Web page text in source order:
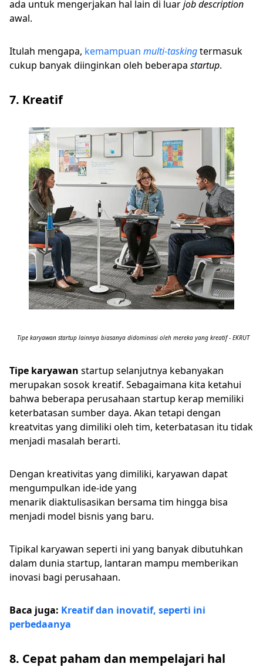
ada untuk mengerjakan hal lain di luarjob description
awal.
Itulah mengapa, kemampuan multi-taskingtermasuk
cukup banyak diinginkan oleh beberapa startup.
7. Kreatif
Tipe karyawan startup lainnya biasanya didominasi oleh mereka yang kreatif - EKRUT
Tipe karyawan startup selanjutnya kebanyakan
merupakan sosok kreatif. Sebagaimana kita ketahui
bahwa beberapa perusahaan startup kerap memiliki
keterbatasan sumber daya. Akan tetapi dengan
kreatvitas yang dimiliki oleh tim, keterbatasan itu tidak
menjadi masalah berarti.
Dengan kreativitas yang dimiliki, karyawan dapat
mengumpulkan ide-ide yang
menarik diaktulisasikan bersama tim hingga bisa
menjadi model bisnis yang baru.
Tipikal karyawan seperti ini yang banyak dibutuhkan
dalam dunia startup, lantaran mampu memberikan
inovasi bagi perusahaan.
Baca juga: Kreatif dan inovatif, seperti ini
perbedaanya
8. Cepat paham dan mempelajari hal